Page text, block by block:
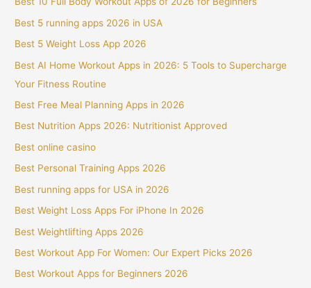
Best 5 running apps 2026 in USA
Best 5 Weight Loss App 2026
Best AI Home Workout Apps in 2026: 5 Tools to Supercharge
Your Fitness Routine
Best Free Meal Planning Apps in 2026
Best Nutrition Apps 2026: Nutritionist Approved
Best online casino
Best Personal Training Apps 2026
Best running apps for USA in 2026
Best Weight Loss Apps For iPhone In 2026
Best Weightlifting Apps 2026
Best Workout App For Women: Our Expert Picks 2026
Best Workout Apps for Beginners 2026